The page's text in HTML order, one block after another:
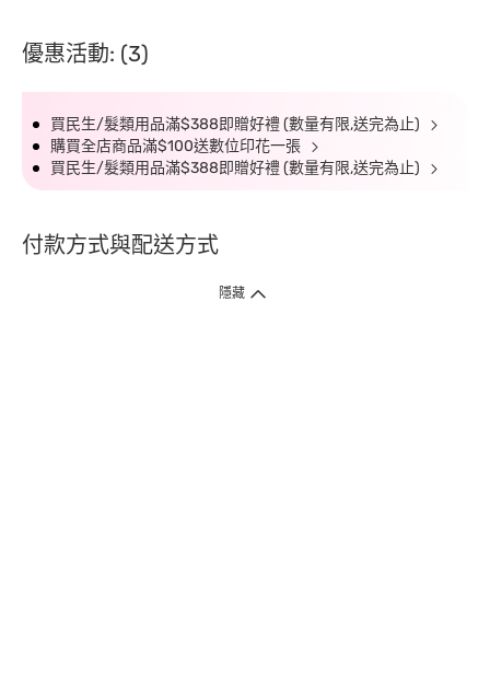
優惠活動: (3)
買民生/髮類用品滿$388即贈好禮 (數量有限,送完為止)
購買全店商品滿$100送數位印花一張
買民生/髮類用品滿$388即贈好禮 (數量有限,送完為止)
付款方式與配送方式
隱藏